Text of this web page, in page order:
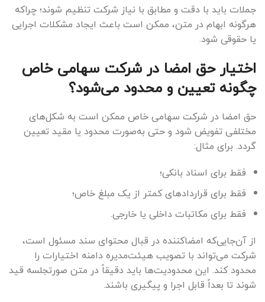
جملات باید با دقت و مطابق با نیاز شرکت تنظیم شوند؛ چراکه
هرگونه ابهام در متن، ممکن است باعث ایجاد مشکلات اجرایی
یا حقوقی شود.
اختیار حق امضا در شرکت سهامی خاص
چگونه تعیین و محدود می‌شود؟
حق امضا در شرکت سهامی خاص ممکن است به شکل‌های
مختلفی تفویض شود و حتی به‌صورت محدود یا مقید تعیین
گردد. برای مثال:
فقط برای اسناد بانکی؛
فقط برای قراردادهای کمتر از یک مبلغ خاص؛
فقط برای مکاتبات داخلی یا خارجی.
از آن‌جایی‌که امضاکننده در قبال محتوای سند مسئول است،
شرکت می‌تواند با تصویب هیئت‌مدیره دامنه اختیارات را
محدود کند. این محدودیت‌ها باید دقیقاً در متن صورتجلسه قید
شوند تا بعداً قابل اجرا و پیگیری باشند.